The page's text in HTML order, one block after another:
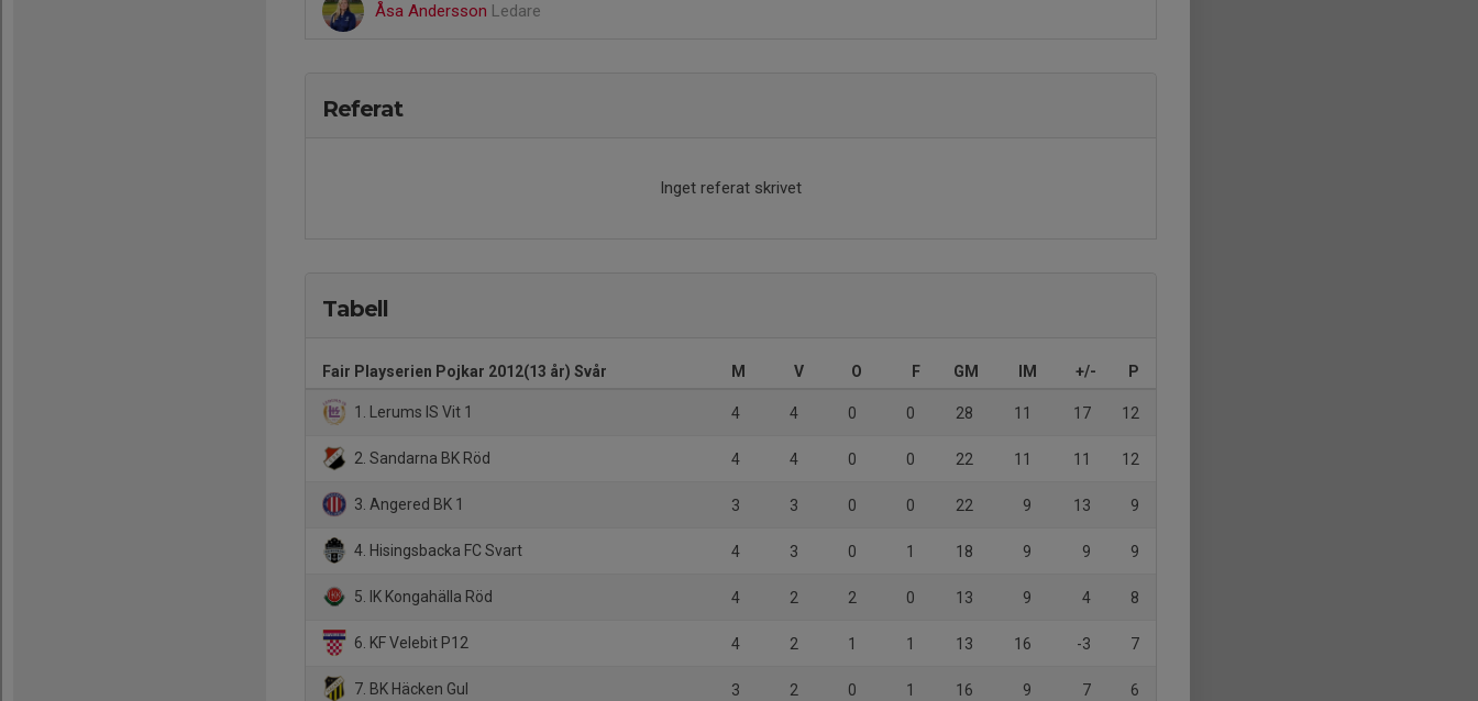
Åsa Andersson Ledare
Referat
Inget referat skrivet
Tabell
Fair Playserien Pojkar 2012(13 år) Svår M V O F GM IM +/- P
1. Lerums IS Vit 1 4 4 0 0 28 11 17 12
2. Sandarna BK Röd 4 4 0 0 22 11 11 12
3. Angered BK 1 3 3 0 0 22 9 13 9
4. Hisingsbacka FC Svart 4 3 0 1 18 9 9 9
5. IK Kongahälla Röd 4 2 2 0 13 9 4 8
6. KF Velebit P12 4 2 1 1 13 16 -3 7
7. BK Häcken Gul 3 2 0 1 16 9 7 6